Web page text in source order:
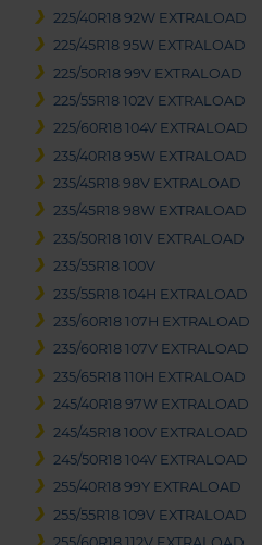
225/40R18 92W EXTRALOAD
225/45R18 95W EXTRALOAD
225/50R18 99V EXTRALOAD
225/55R18 102V EXTRALOAD
225/60R18 104V EXTRALOAD
235/40R18 95W EXTRALOAD
235/45R18 98V EXTRALOAD
235/45R18 98W EXTRALOAD
235/50R18 101V EXTRALOAD
235/55R18 100V
235/55R18 104H EXTRALOAD
235/60R18 107H EXTRALOAD
235/60R18 107V EXTRALOAD
235/65R18 110H EXTRALOAD
245/40R18 97W EXTRALOAD
245/45R18 100V EXTRALOAD
245/50R18 104V EXTRALOAD
255/40R18 99Y EXTRALOAD
255/55R18 109V EXTRALOAD